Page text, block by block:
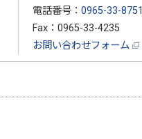
電話番号： 0965-33-8751
Fax：0965-33-4235
お問い合わせフォーム